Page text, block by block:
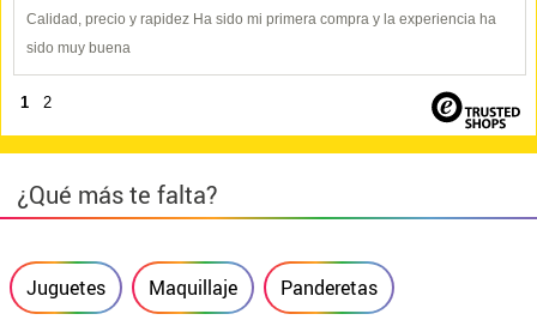
Calidad, precio y rapidez Ha sido mi primera compra y la experiencia ha
sido muy buena
1 2
¿Qué más te falta?
Juguetes Maquillaje Panderetas